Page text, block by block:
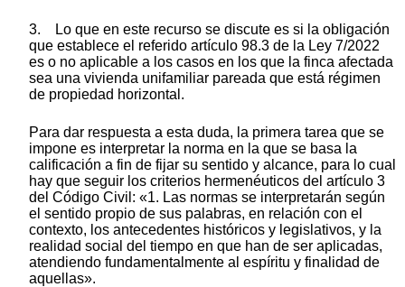
3. Lo que en este recurso se discute es si la obligación
que establece el referido artículo 98.3 de la Ley 7/2022
es o no aplicable a los casos en los que la finca afectada
sea una vivienda unifamiliar pareada que está régimen
de propiedad horizontal.
Para dar respuesta a esta duda, la primera tarea que se
impone es interpretar la norma en la que se basa la
calificación a fin de fijar su sentido y alcance, para lo cual
hay que seguir los criterios hermenéuticos del artículo 3
del Código Civil: «1. Las normas se interpretarán según
el sentido propio de sus palabras, en relación con el
contexto, los antecedentes históricos y legislativos, y la
realidad social del tiempo en que han de ser aplicadas,
atendiendo fundamentalmente al espíritu y finalidad de
aquellas».